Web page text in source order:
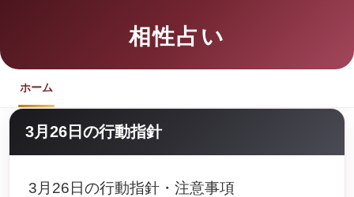
相性占い
ホーム
3月26日の行動指針
3月26日の行動指針・注意事項